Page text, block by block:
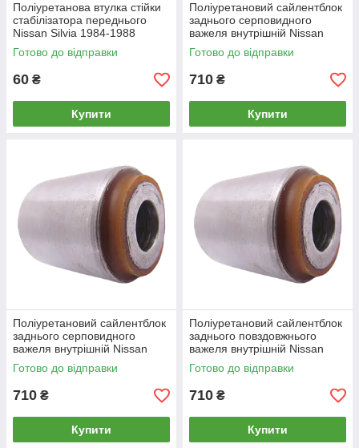
Поліуретанова втулка стійки
стабілізатора переднього
Nissan Silvia 1984-1988
Готово до відправки
60 ₴
Купити
Поліуретановий сайлентблок
заднього серповидного
важеля внутрішній Nissan
Silvia 1988-1994
Готово до відправки
710 ₴
Купити
Поліуретановий сайлентблок
заднього серповидного
важеля внутрішній Nissan
Silvia 1995-2000
Готово до відправки
710 ₴
Купити
Поліуретановий сайлентблок
заднього повздовжнього
важеля внутрішній Nissan
Silvia 1988-1994
Готово до відправки
710 ₴
Купити